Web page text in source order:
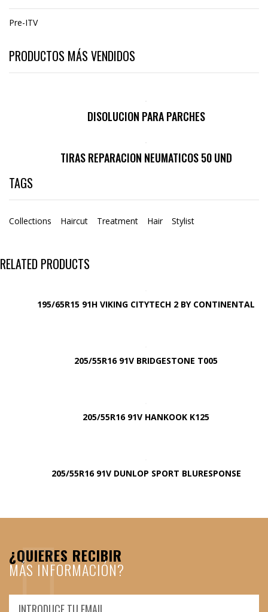
Pre-ITV
PRODUCTOS MÁS VENDIDOS
DISOLUCION PARA PARCHES
TIRAS REPARACION NEUMATICOS 50 UND
TAGS
Collections Haircut Treatment Hair Stylist
RELATED PRODUCTS
195/65R15 91H VIKING CITYTECH 2 BY CONTINENTAL
205/55R16 91V BRIDGESTONE T005
205/55R16 91V HANKOOK K125
205/55R16 91V DUNLOP SPORT BLURESPONSE
¿QUIERES RECIBIR
MÁS INFORMACIÓN?